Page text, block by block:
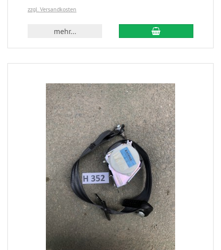
zzgl. Versandkosten
mehr...